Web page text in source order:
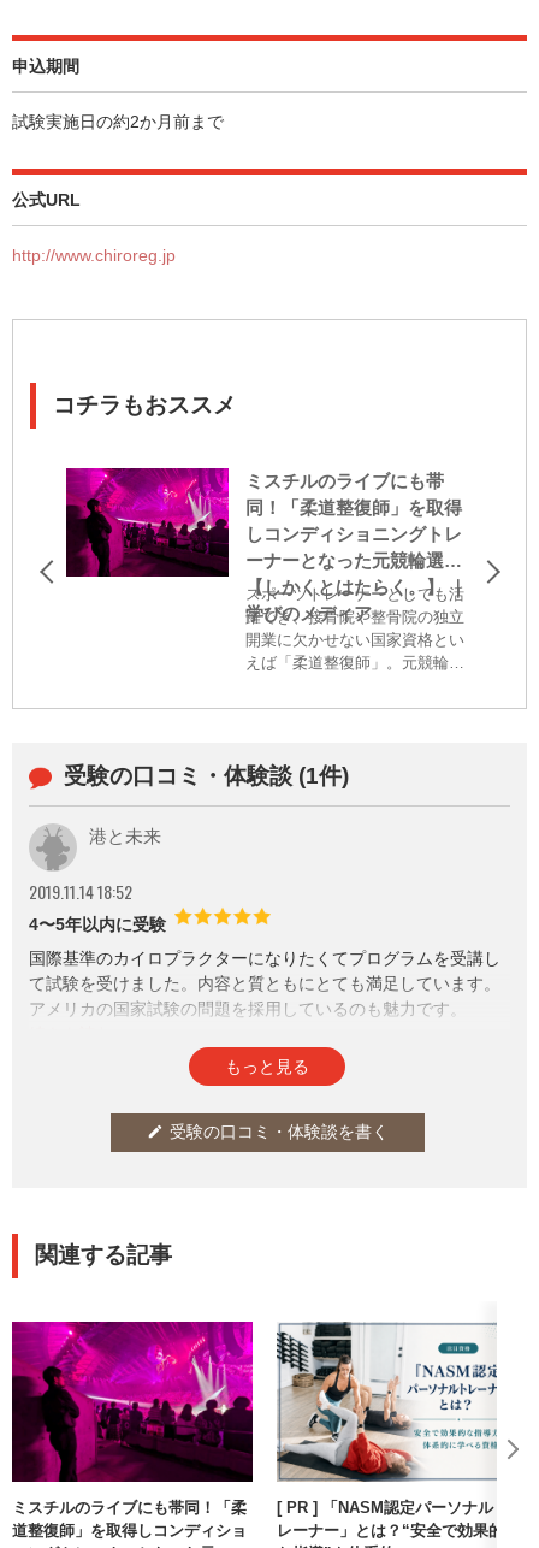
申込期間
試験実施日の約2か月前まで
公式URL
http://www.chiroreg.jp
コチラもおススメ
ミスチルのライブにも帯
同！「柔道整復師」を取得
しコンディショニングトレ
ーナーとなった元競輪選手
【しかくとはたらく。】 ｜
学びのメディア
スポーツトレーナーとしても活
躍でき、接骨院や整骨院の独立
開業に欠かせない国家資格とい
えば「柔道整復師」。元競輪選
として活躍中にこの資格を取得
営の他、ミスチルやSEKAI NO
受験の口コミ・体験談 (1件)
港と未来
2019.11.14 18:52
4〜5年以内に受験
国際基準のカイロプラクターになりたくてプログラムを受講し
て試験を受けました。内容と質ともにとても満足しています。
アメリカの国家試験の問題を採用しているのも魅力です。
もっと見る
edit 受験の口コミ・体験談を書く
関連する記事
ミスチルのライブにも帯同！「柔
道整復師」を取得しコンディショ
[ PR ] 「NASM認定パーソナルト
レーナー」とは？“安全で効果的